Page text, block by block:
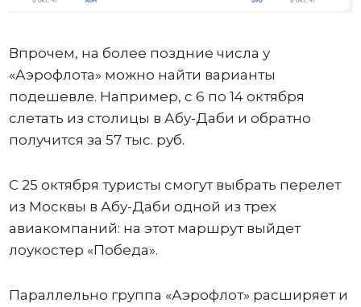
Впрочем, на более поздние числа у
«Аэрофлота» можно найти варианты
подешевле. Например, с 6 по 14 октября
слетать из столицы в Абу-Даби и обратно
получится за 57 тыс. руб.
С 25 октября туристы смогут выбрать перелет
из Москвы в Абу-Даби одной из трех
авиакомпаний: на этот маршрут выйдет
лоукостер «Победа».
Параллельно группа «Аэрофлот» расширяет и